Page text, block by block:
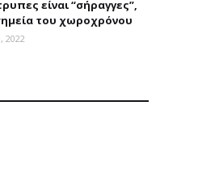
είναι “σήραγγες”,
του χωροχρόνου
2022